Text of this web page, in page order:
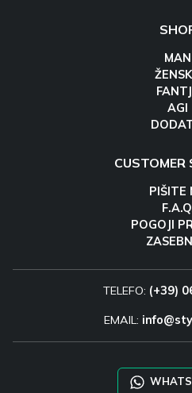
MAN
AGI
CUSTOMER
PIŠITE
POGOJI
TELEFO: (+39)
EMAIL: